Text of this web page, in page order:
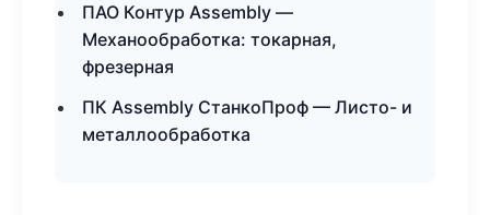
ПАО Контур Assembly —
Механообработка: токарная,
фрезерная
ПК Assembly СтанкоПроф — Листо- и
металлообработка